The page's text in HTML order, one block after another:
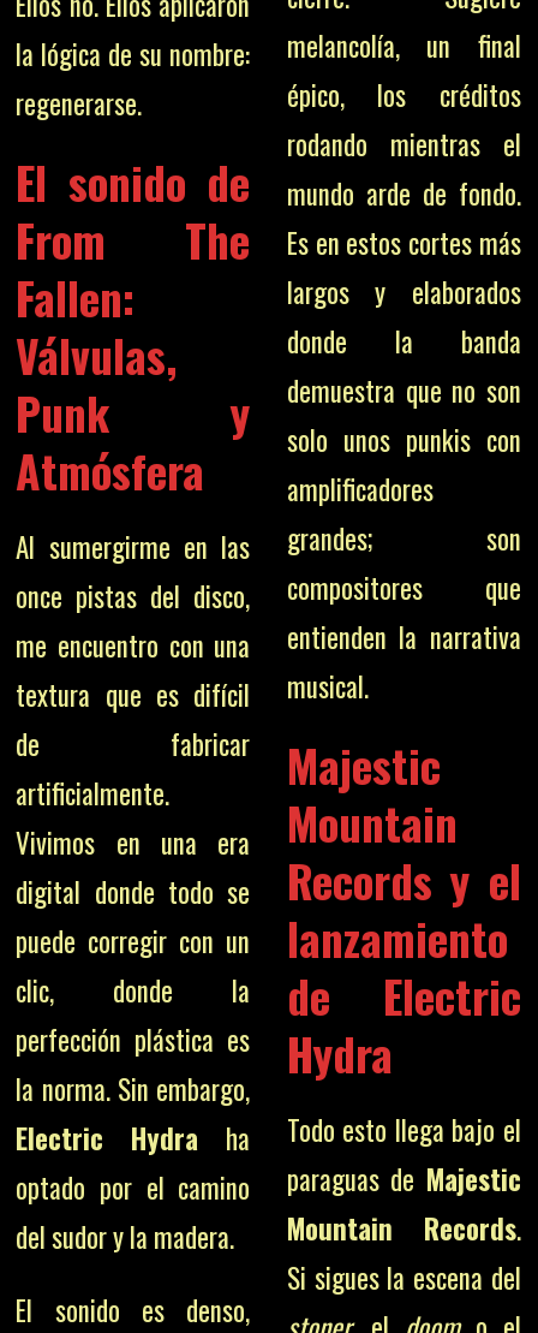
la lógica de su nombre:
regenerarse.
El sonido de
From The
Fallen:
Válvulas,
Punk y
Atmósfera
Al sumergirme en las
once pistas del disco,
me encuentro con una
textura que es difícil
de fabricar
artificialmente.
Vivimos en una era
digital donde todo se
puede corregir con un
clic, donde la
perfección plástica es
la norma. Sin embargo,
Electric Hydra ha
optado por el camino
del sudor y la madera.
El sonido es denso,
melancolía, un final
épico, los créditos
rodando mientras el
mundo arde de fondo.
Es en estos cortes más
largos y elaborados
donde la banda
demuestra que no son
solo unos punkis con
amplificadores
grandes; son
compositores que
entienden la narrativa
musical.
Majestic
Mountain
Records y el
lanzamiento
de Electric
Hydra
Todo esto llega bajo el
paraguas de Majestic
Mountain Records.
Si sigues la escena del